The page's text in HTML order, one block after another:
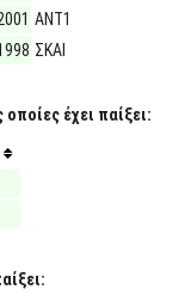
ΑΝΤ1
ΣΚΑΙ
οποίες έχει παίξει: